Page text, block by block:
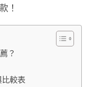
！
？
比較表